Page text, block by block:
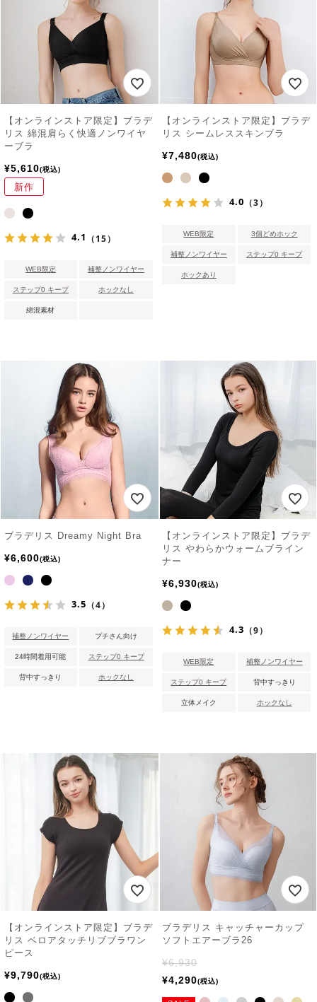
【オンラインストア限定】ブラデ
リス 綿混肩らく快適ノンワイヤ
ーブラ
¥5,610 税込
新作
4.1 （15）
WEB限定 補整ノンワイヤー
ステップ0 キープ ホックなし
綿混素材
【オンラインストア限定】ブラデ
リス シームレススキンブラ
¥7,480 税込
4.0 （3）
WEB限定 3個どめホック
補整ノンワイヤー ステップ0 キープ
ホックあり
ブラデリス Dreamy Night Bra
¥6,600 税込
3.5 （4）
補整ノンワイヤー プチさん向け
24時間着用可能 ステップ0 キープ
背中すっきり ホックなし
【オンラインストア限定】ブラデ
リス やわらかウォームブライン
ナー
¥6,930 税込
4.3 （9）
WEB限定 補整ノンワイヤー
ステップ0 キープ 背中すっきり
立体メイク ホックなし
【オンラインストア限定】ブラデ
リス ベロアタッチリブブラワン
ピース
¥9,790 税込
ブラデリス キャッチャーカップ
ソフトエアーブラ26
¥6,930
¥4,290 税込